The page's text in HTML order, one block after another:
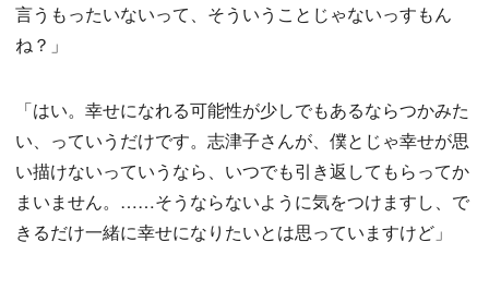
言うもったいないって、そういうことじゃないっすもん
ね？」
「はい。幸せになれる可能性が少しでもあるならつかみた
い、っていうだけです。志津子さんが、僕とじゃ幸せが思
い描けないっていうなら、いつでも引き返してもらってか
まいません。……そうならないように気をつけますし、で
きるだけ一緒に幸せになりたいとは思っていますけど」